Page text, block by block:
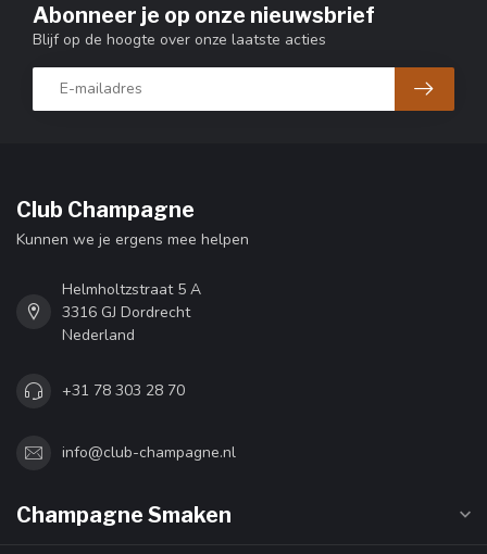
Abonneer je op onze nieuwsbrief
Blijf op de hoogte over onze laatste acties
Club Champagne
Kunnen we je ergens mee helpen
Helmholtzstraat 5 A
3316 GJ Dordrecht
Nederland
+31 78 303 28 70
info@club-champagne.nl
Champagne Smaken